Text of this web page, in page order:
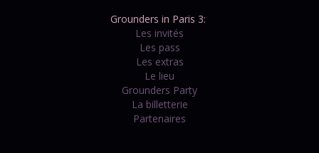
Grounders in Paris 3:
Les invités
Les pass
Les extras
Le lieu
Grounders Party
La billetterie
Partenaires